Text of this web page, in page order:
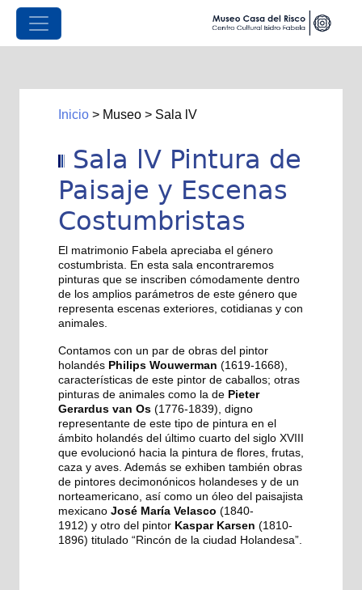
Inicio > Museo > Sala lV
Sala lV Pintura de
Paisaje y Escenas
Costumbristas
El matrimonio Fabela apreciaba el género
costumbrista. En esta sala encontraremos
pinturas que se inscriben cómodamente dentro
de los amplios parámetros de este género que
representa escenas exteriores, cotidianas y con
animales.
Contamos con un par de obras del pintor
holandés Philips Wouwerman (1619-1668),
características de este pintor de caballos; otras
pinturas de animales como la de Pieter
Gerardus van Os (1776-1839), digno
representante de este tipo de pintura en el
ámbito holandés del último cuarto del siglo XVIII
que evolucionó hacia la pintura de flores, frutas,
caza y aves. Además se exhiben también obras
de pintores decimonónicos holandeses y de un
norteamericano, así como un óleo del paisajista
mexicano José María Velasco (1840-
1912) y otro del pintor Kaspar Karsen (1810-
1896) titulado “Rincón de la ciudad Holandesa”.